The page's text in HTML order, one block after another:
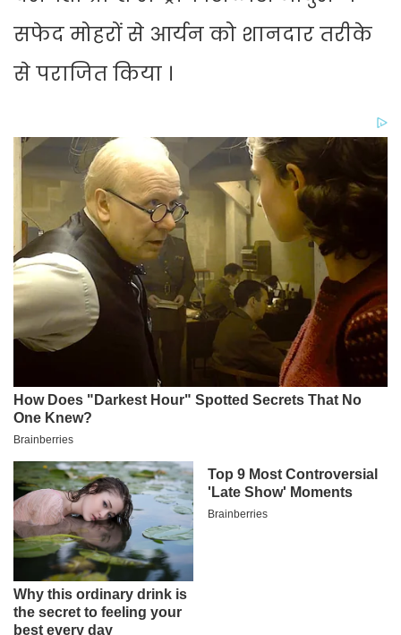
सफेद मोहरों से आर्यन को शानदार तरीके
से पराजित किया ।